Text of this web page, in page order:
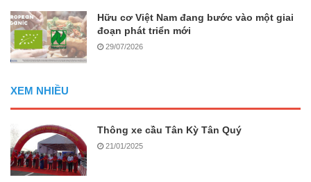
Hữu cơ Việt Nam đang bước vào một giai
đoạn phát triển mới
29/07/2026
XEM NHIỀU
Thông xe cầu Tân Kỳ Tân Quý
21/01/2025